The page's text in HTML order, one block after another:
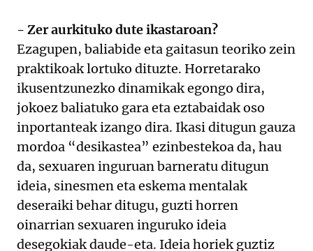
- Zer aurkituko dute ikastaroan?
Ezagupen, baliabide eta gaitasun teoriko zein
praktikoak lortuko dituzte. Horretarako
ikusentzunezko dinamikak egongo dira,
jokoez baliatuko gara eta eztabaidak oso
inportanteak izango dira. Ikasi ditugun gauza
mordoa “desikastea” ezinbestekoa da, hau
da, sexuaren inguruan barneratu ditugun
ideia, sinesmen eta eskema mentalak
deseraiki behar ditugu, guzti horren
oinarrian sexuaren inguruko ideia
desegokiak daude-eta. Ideia horiek guztiz